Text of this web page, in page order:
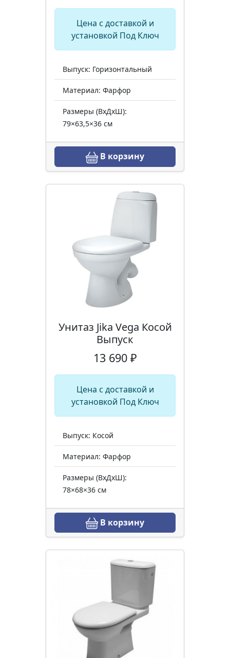
Цена с доставкой и
установкой Под Ключ
Выпуск: Горизонтальный
Материал: Фарфор
Размеры (ВхДхШ):
79×63,5×36 см
В корзину
Унитаз Jika Vega Косой
Выпуск
13 690 ₽
Цена с доставкой и
установкой Под Ключ
Выпуск: Косой
Материал: Фарфор
Размеры (ВхДхШ):
78×68×36 см
В корзину